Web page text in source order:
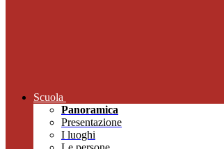
Scuola
Panoramica
Presentazione
I luoghi